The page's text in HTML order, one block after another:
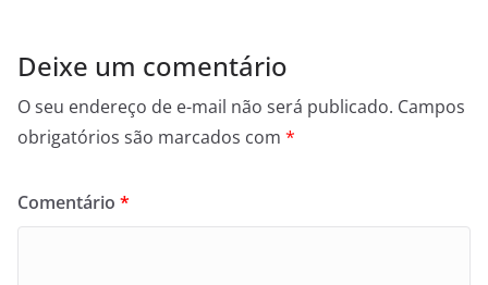
Deixe um comentário
O seu endereço de e-mail não será publicado. Campos
obrigatórios são marcados com *
Comentário *